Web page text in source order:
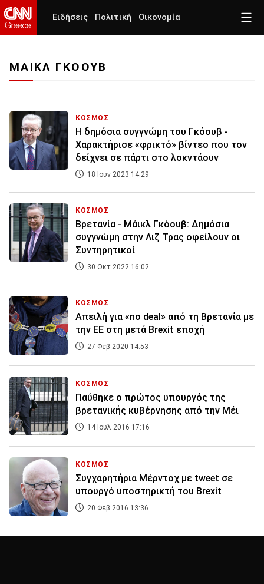
Ειδήσεις Πολιτική Οικονομία
ΜΑΙΚΛ ΓΚΟΟΥΒ
ΚΟΣΜΟΣ
Η δημόσια συγγνώμη του Γκόουβ -
Χαρακτήρισε «φρικτό» βίντεο που τον
δείχνει σε πάρτι στο λοκντάουν
18 Ιουν 2023 14:29
ΚΟΣΜΟΣ
Βρετανία - Μάικλ Γκόουβ: Δημόσια
συγγνώμη στην Λιζ Τρας οφείλουν οι
Συντηρητικοί
30 Οκτ 2022 16:02
ΚΟΣΜΟΣ
Απειλή για «no deal» από τη Βρετανία με
την ΕΕ στη μετά Brexit εποχή
27 Φεβ 2020 14:53
ΚΟΣΜΟΣ
Παύθηκε ο πρώτος υπουργός της
βρετανικής κυβέρνησης από την Μέι
14 Ιουλ 2016 17:16
ΚΟΣΜΟΣ
Συγχαρητήρια Μέρντοχ με tweet σε
υπουργό υποστηρικτή του Brexit
20 Φεβ 2016 13:36